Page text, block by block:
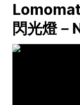
閃光燈